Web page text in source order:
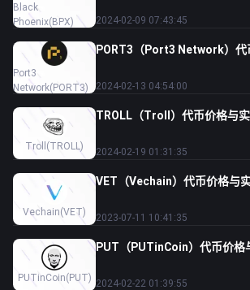
Black
Phoenix(BPX) 2024-02-09 07:43:45
Port3
Network(PORT3)
PORT3（Port3 Network）代
2024-02-13 04:54:00
Troll (TROLL)
TROLL（Troll）代币价格与
2024-02-19 01:31:35
Vechain(VET)
VET（Vechain）代币价格与
2023-07-11 10:41:35
PUTinCoin(PUT)
PUT（PUTinCoin）代币价格
2024-02-22 01:39:55